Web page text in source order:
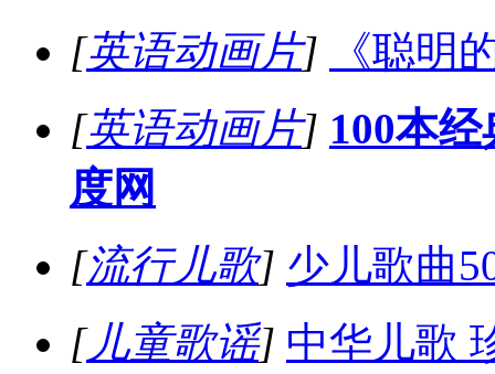
[英语动画片]
《聪明
[英语动画片] 100本
度网
[流行儿歌] 少儿歌曲
[儿童歌谣] 中华儿歌